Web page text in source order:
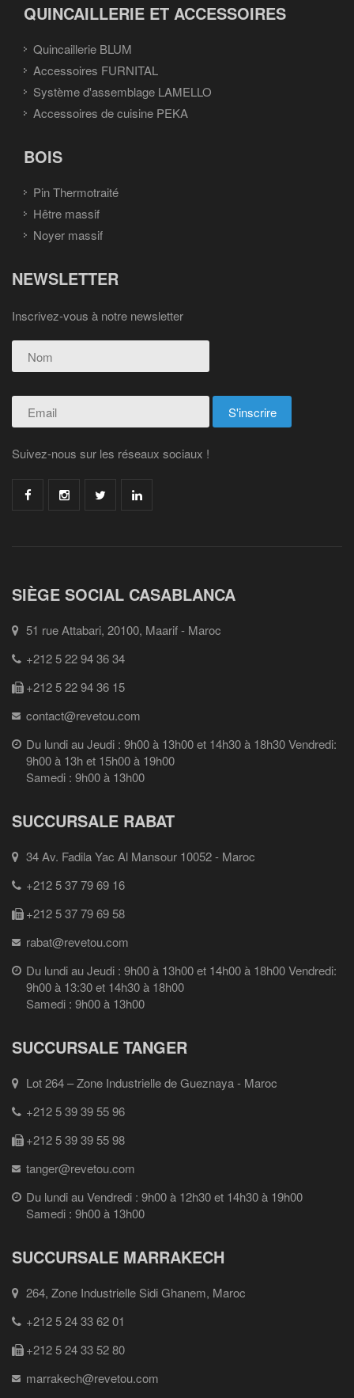
QUINCAILLERIE ET ACCESSOIRES
Quincaillerie BLUM
Accessoires FURNITAL
Système d'assemblage LAMELLO
Accessoires de cuisine PEKA
BOIS
Pin Thermotraité
Hêtre massif
Noyer massif
NEWSLETTER
Inscrivez-vous à notre newsletter
Suivez-nous sur les réseaux sociaux !
SIÈGE SOCIAL CASABLANCA
51 rue Attabari, 20100, Maarif - Maroc
+212 5 22 94 36 34
+212 5 22 94 36 15
contact@revetou.com
Du lundi au Jeudi : 9h00 à 13h00 et 14h30 à 18h30 Vendredi:
9h00 à 13h et 15h00 à 19h00
Samedi : 9h00 à 13h00
SUCCURSALE RABAT
34 Av. Fadila Yac Al Mansour 10052 - Maroc
+212 5 37 79 69 16
+212 5 37 79 69 58
rabat@revetou.com
Du lundi au Jeudi : 9h00 à 13h00 et 14h00 à 18h00 Vendredi:
9h00 à 13:30 et 14h30 à 18h00
Samedi : 9h00 à 13h00
SUCCURSALE TANGER
Lot 264 – Zone Industrielle de Gueznaya - Maroc
+212 5 39 39 55 96
+212 5 39 39 55 98
tanger@revetou.com
Du lundi au Vendredi : 9h00 à 12h30 et 14h30 à 19h00
Samedi : 9h00 à 13h00
SUCCURSALE MARRAKECH
264, Zone Industrielle Sidi Ghanem, Maroc
+212 5 24 33 62 01
+212 5 24 33 52 80
marrakech@revetou.com